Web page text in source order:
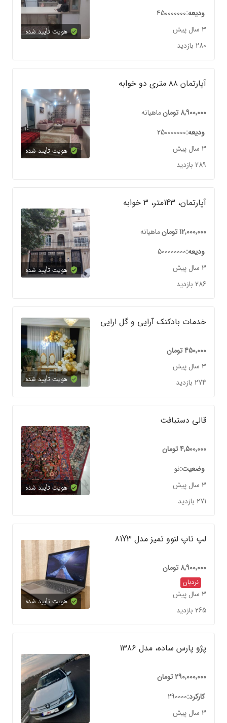
ودیعه 450000000
3 سال پیش
280 بازدید
هویت تأیید شده
آپارتمان ۸۸ متری دو خوابه
8,900,000 تومانماهیانه
ودیعه 250000000
3 سال پیش
289 بازدید
هویت تأیید شده
آپارتمان، 143متر، 3 خوابه
12,000,000تومانماهیانه
ودیعه 500000000
3 سال پیش
286 بازدید
هویت تأیید شده
خدمات بادکنک آرایی و گل ارایی
450,000تومان
3 سال پیش
274 بازدید
هویت تأیید شده
قالی دستبافت
4,500,000تومان
وضعیت نو
3 سال پیش
271 بازدید
هویت تأیید شده
لپ تاپ لنوو تمیز مدل 81Y3
8,900,000 تومان
نردبان
3 سال پیش
265 بازدید
هویت تأیید شده
پژو پارس ساده، مدل ۱۳۸۶
290,000,000تومان
کارکرد 290000
3 سال پیش